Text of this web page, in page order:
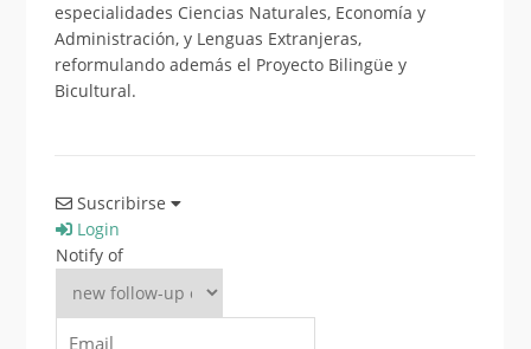
especialidades Ciencias Naturales, Economía y
Administración, y Lenguas Extranjeras,
reformulando además el Proyecto Bilingüe y
Bicultural.
Suscribirse
Login
Notify of